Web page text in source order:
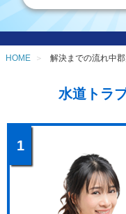
HOME 解決までの流れ中
水道トラ
1